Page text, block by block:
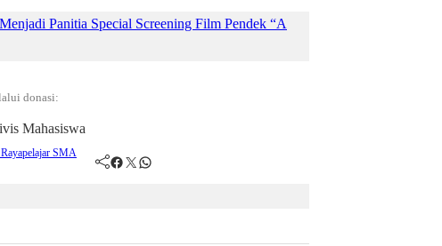
Panitia Special Screening Film Pendek “A
donasi:
pelajar SMA
Facebook Twitter WhatsApp